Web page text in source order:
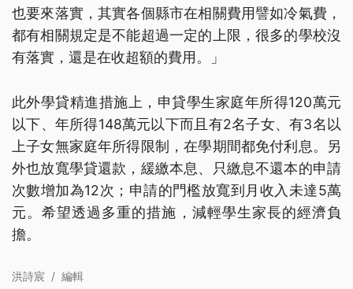
也要來落實，其實各個縣市在相關費用譬如冷氣費，
都有相關規定是不能超過一定的上限，很多的學校沒
有落實，還是在收超額的費用。」
此外學貸精進措施上，申貸學生家庭年所得120萬元
以下、年所得148萬元以下而且有2名子女、有3名以
上子女無家庭年所得限制，在學期間都免付利息。另
外也放寬學貸還款，緩繳本息、只繳息不還本的申請
次數增加為12次；申請的門檻放寬到月收入未達5萬
元。希望透過多重的措施，減輕學生家長的經濟負
擔。
洪詩宸 / 編輯